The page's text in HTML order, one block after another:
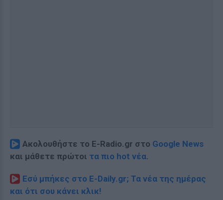
Ακολουθήστε το E-Radio.gr στο Google News
και μάθετε πρώτοι τα πιο hot νέα.
Εσύ μπήκες στο E-Daily.gr; Τα νέα της ημέρας
και ότι σου κάνει κλικ!